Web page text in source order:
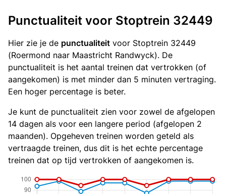
Punctualiteit voor Stoptrein 32449
Hier zie je de punctualiteit voor Stoptrein 32449
(Roermond naar Maastricht Randwyck). De
punctualiteit is het aantal treinen dat vertrokken (of
aangekomen) is met minder dan 5 minuten vertraging.
Een hoger percentage is beter.
Je kunt de punctualiteit zien voor zowel de afgelopen
14 dagen als voor een langere period (afgelopen 2
maanden). Opgeheven treinen worden geteld als
vertraagde treinen, dus dit is het echte percentage
treinen dat op tijd vertrokken of aangekomen is.